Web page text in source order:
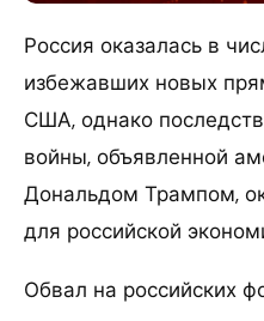
Россия оказалась в
избежавших новых
США, однако
войны, объявленной
Дональдом Трампом,
для российской
Обвал на российских